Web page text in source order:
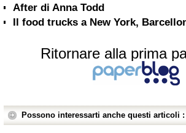
After di Anna Todd
Il food trucks a New York,
Ritornare alla prima
Possono interessarti anche questi articoli :